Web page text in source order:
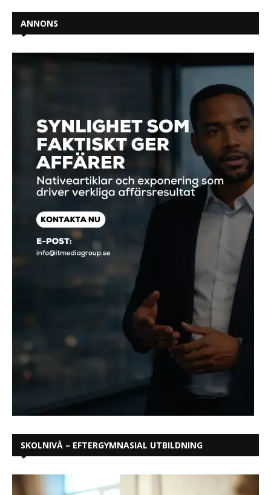
ANNONS
SKOLNIVÅ – EFTERGYMNASIAL UTBILDNING